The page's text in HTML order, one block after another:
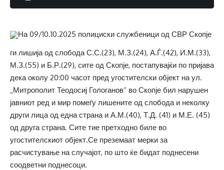
На 09/10.10.2025 полициски службеници од СВР Скопје
ги лишија од слобода С.С.(23), М.З.(24), А.Ѓ.(42), И.М.(33),
М.З.(55) и Б.Р.(29), сите од Скопје, постапувајќи по пријава
дека околу 20:00 часот пред угостителски објект на ул.
„Митрополит Теодосиј Гологанов“ во Скопје бил нарушен
јавниот ред и мир помеѓу лишените од слобода и неколку
други лица од една страна и А.М.(40), Т.Д. (41) и М.Е. (45)
од друга страна. Сите тие претходно биле во
угостителскиот објект.Се преземаат мерки за
расчистување на случајот, по што ќе бидат поднесени
соодветни поднесоци.